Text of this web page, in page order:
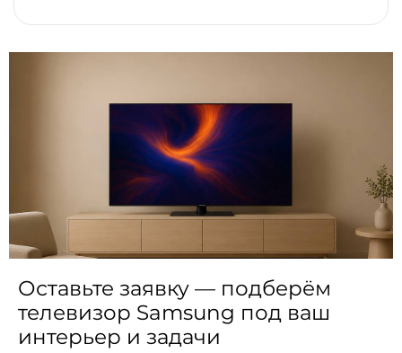
Оставьте заявку — подберём
телевизор Samsung под ваш
интерьер и задачи